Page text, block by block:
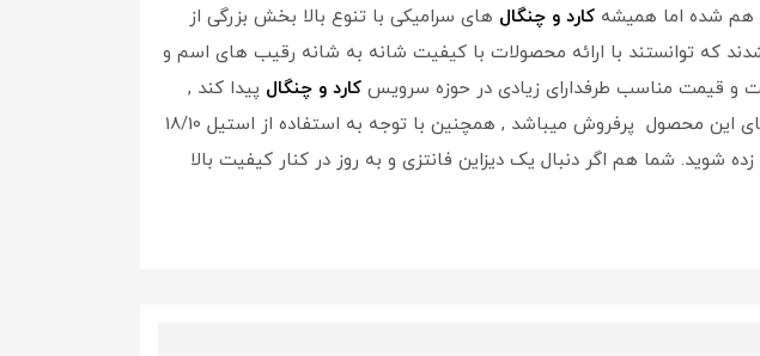
هم شده اما همیشه کارد و چنگال های سرامیکی با تنوع بالا بخش بزرگی از
که توانستند با ارائه محصولات با کیفیت شانه به شانه رقیب های اسم و
و قیمت مناسب طرفدارای زیادی در حوزه سرویس کارد و چنگال پیدا کند ,
برند یونی هوم میباشد. کیفیت بالا و دوام زیاد در کنار ظرافت و طراحی زیبا از جمله ویژگی های این محصول پرفروش میباشد , همچنین با توجه به استفاده از استیل 18/10
شوید. شما هم اگر دنبال یک دیزاین فانتزی و به روز در کنار کیفیت بالا